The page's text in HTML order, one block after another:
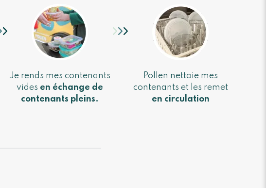
Je rends mes contenants
vides en échange de
contenants pleins.
Pollen nettoie mes
contenants et les remet
en circulation